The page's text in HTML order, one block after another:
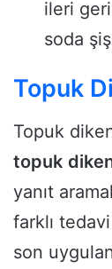
ileri
soda
Topuk
Topuk
topuk
yanıt
farklı
son